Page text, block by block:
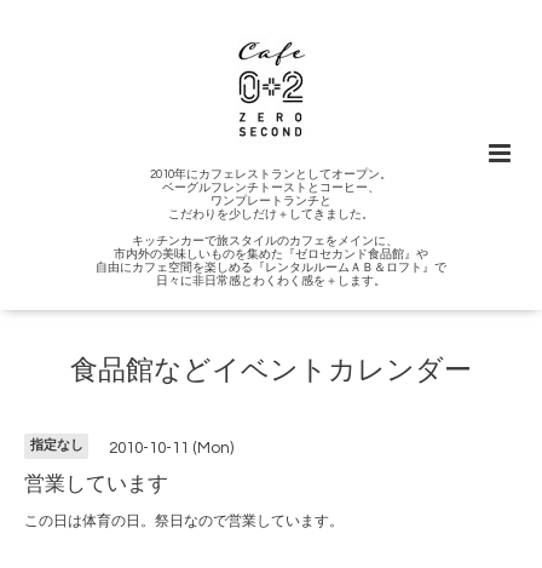
2010年にカフェレストランとしてオープン。
ベーグルフレンチトーストとコーヒー、
ワンプレートランチと
こだわりを少しだけ＋してきました。
キッチンカーで旅スタイルのカフェをメインに、
市内外の美味しいものを集めた『ゼロセカンド食品館』や
自由にカフェ空間を楽しめる『レンタルルームＡＢ＆ロフト』で
日々に非日常感とわくわく感を＋します。
食品館などイベントカレンダー
指定なし 2010-10-11 (Mon)
営業しています
この日は体育の日。祭日なので営業しています。